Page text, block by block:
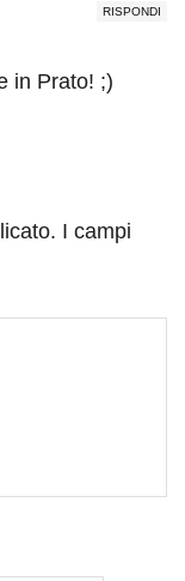
RISPONDI
in Prato! ;)
I campi